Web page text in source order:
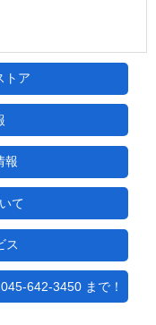
トア
報
て
ス
642-3450 まで！